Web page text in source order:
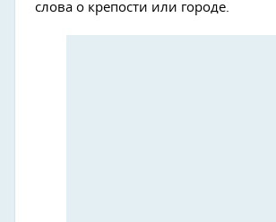
слова о крепости или городе.